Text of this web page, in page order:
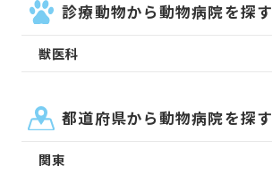
診療動物から動物病院を探す
獣医科
都道府県から動物病院を探す
関東